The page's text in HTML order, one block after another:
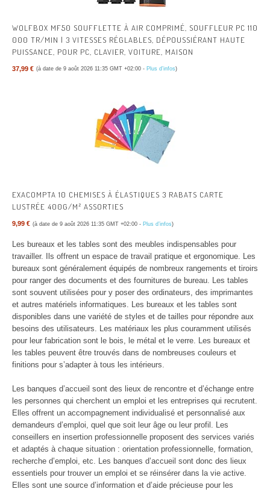
WOLFBOX MF50 SOUFFLETTE À AIR COMPRIMÉ, SOUFFLEUR PC 110
000 TR/MIN | 3 VITESSES RÉGLABLES, DÉPOUSSIÉRANT HAUTE
PUISSANCE, POUR PC, CLAVIER, VOITURE, MAISON
37,99 € (à date de 9 août 2026 11:35 GMT +02:00 - Plus d’infos)
EXACOMPTA 10 CHEMISES À ÉLASTIQUES 3 RABATS CARTE
LUSTRÉE 400G/M² ASSORTIES
9,99 € (à date de 9 août 2026 11:35 GMT +02:00 - Plus d’infos)
Les bureaux et les tables sont des meubles indispensables pour
travailler. Ils offrent un espace de travail pratique et ergonomique. Les
bureaux sont généralement équipés de nombreux rangements et tiroirs
pour ranger des documents et des fournitures de bureau. Les tables
sont souvent utilisées pour y poser des ordinateurs, des imprimantes
et autres matériels informatiques. Les bureaux et les tables sont
disponibles dans une variété de styles et de tailles pour répondre aux
besoins des utilisateurs. Les matériaux les plus couramment utilisés
pour leur fabrication sont le bois, le métal et le verre. Les bureaux et
les tables peuvent être trouvés dans de nombreuses couleurs et
finitions pour s’adapter à tous les intérieurs.
Les banques d’accueil sont des lieux de rencontre et d’échange entre
les personnes qui cherchent un emploi et les entreprises qui recrutent.
Elles offrent un accompagnement individualisé et personnalisé aux
demandeurs d’emploi, quel que soit leur âge ou leur profil. Les
conseillers en insertion professionnelle proposent des services variés
et adaptés à chaque situation : orientation professionnelle, formation,
recherche d’emploi, etc. Les banques d’accueil sont donc des lieux
essentiels pour trouver un emploi et se réinsérer dans la vie active.
Elles sont une source d’information et d’aide précieuse pour les